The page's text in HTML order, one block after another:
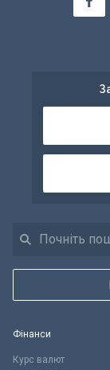
Фінанси
Курс валют